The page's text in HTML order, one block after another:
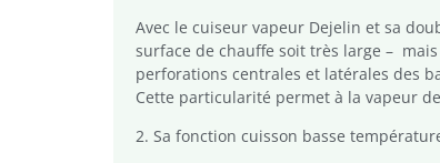
Avec le cuiseur vapeur Dejelin et sa
surface de chauffe soit très large –
perforations centrales et latérales des
Cette particularité permet à la vapeur
2. Sa fonction cuisson basse